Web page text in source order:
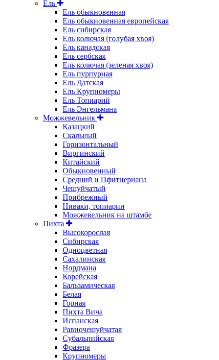
Ель
Ель обыкновенная
Ель обыкновенная европейская
Ель сибирская
Ель колючая (голубая хвоя)
Ель канадская
Ель сербская
Ель колючая (зеленая хвоя)
Ель пурпурная
Ель Датская
Ель Крупномеры
Ель Топиарий
Ель Энгельмана
Можжевельник
Казацкий
Скальный
Горизонтальный
Виргинский
Китайский
Обыкновенный
Средний и Пфитцериана
Чешуйчатый
Прибрежный
Ниваки, топиарии
Можжевельник на штамбе
Пихта
Высокорослая
Сибирская
Одноцветная
Сахалинская
Нордмана
Корейская
Бальзамическая
Белая
Горная
Пихта Вича
Испанская
Равночешуйчатая
Субальпийская
Фразера
Крупномеры